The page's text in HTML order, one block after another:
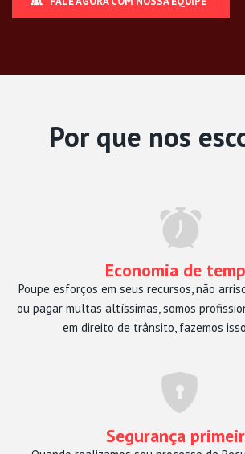
Por que nos
Economia de
Poupe esforços em seus recursos, não
ou pagar multas altíssimas, somos
em direito de trânsito, fazemos
Segurança